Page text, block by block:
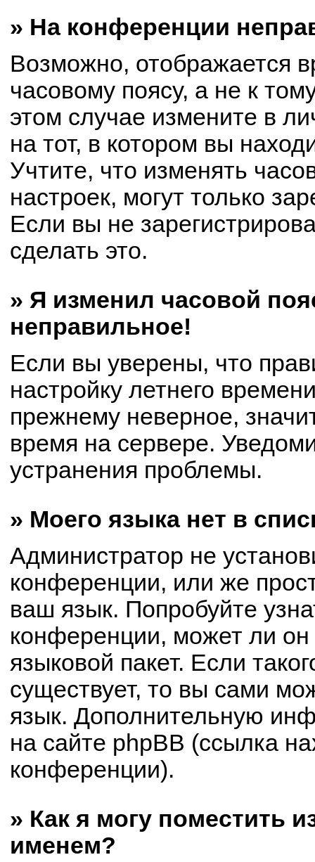
» На конференции
Возможно, отображается
часовому поясу, а не к
этом случае измените в
на тот, в котором вы
Учтите, что изменять
настроек, могут только
Если вы не
сделать это.
» Я изменил часовой
неправильное!
Если вы уверены, что
настройку летнего
прежнему неверное,
время на сервере.
устранения проблемы.
» Моего языка нет в
Администратор не
конференции, или же
ваш язык. Попробуйте
конференции, может ли
языковой пакет. Если
существует, то вы сами
язык. Дополнительную
на сайте phpBB (ссылка
конференции).
» Как я могу поместить
именем?